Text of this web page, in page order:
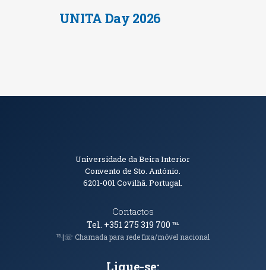
UNITA Day 2026
Informações de Contacto
Universidade da Beira Interior
Convento de Sto. António.
6201-001Covilhã. Portugal.
Contactos
Tel. +351 275 319 700℡
℡|☏ Chamada para rede fixa/móvel nacional
Ligue-se: